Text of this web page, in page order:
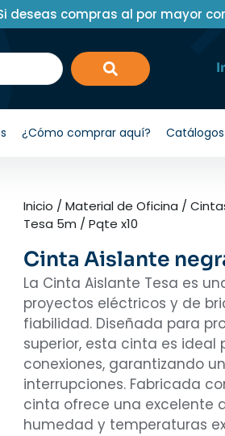
deseas compras al por mayor
¿Cómo comprar aquí? Catálogos
Inicio / Material de Oficina /
Tesa 5m / Pqte x10
Cinta Aislante
La Cinta Aislante Tesa es
proyectos eléctricos y de
fiabilidad. Diseñada para
superior, esta cinta es
conexiones, garantizando
interrupciones. Fabricada
cinta ofrece una excelente
humedad y temperaturas